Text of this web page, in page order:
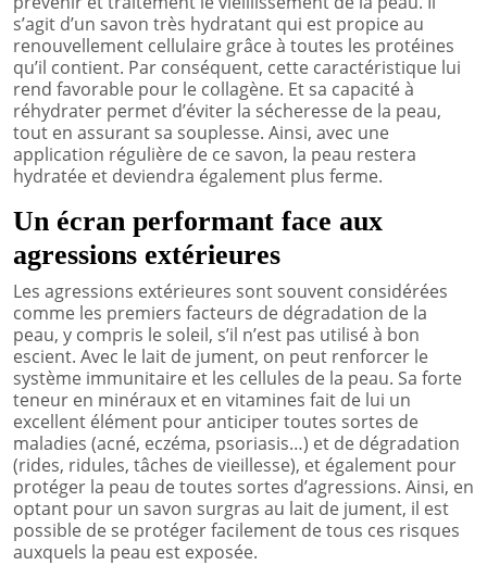
s’agit d’un savon très hydratant qui est propice au
renouvellement cellulaire grâce à toutes les protéines
qu’il contient. Par conséquent, cette caractéristique lui
rend favorable pour le collagène. Et sa capacité à
réhydrater permet d’éviter la sécheresse de la peau,
tout en assurant sa souplesse. Ainsi, avec une
application régulière de ce savon, la peau restera
hydratée et deviendra également plus ferme.
Un écran performant face aux
agressions extérieures
Les agressions extérieures sont souvent considérées
comme les premiers facteurs de dégradation de la
peau, y compris le soleil, s’il n’est pas utilisé à bon
escient. Avec le lait de jument, on peut renforcer le
système immunitaire et les cellules de la peau. Sa forte
teneur en minéraux et en vitamines fait de lui un
excellent élément pour anticiper toutes sortes de
maladies (acné, eczéma, psoriasis…) et de dégradation
(rides, ridules, tâches de vieillesse), et également pour
protéger la peau de toutes sortes d’agressions. Ainsi, en
optant pour un savon surgras au lait de jument, il est
possible de se protéger facilement de tous ces risques
auxquels la peau est exposée.